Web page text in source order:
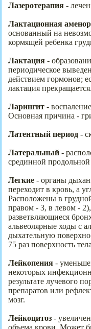
Лазеротерапия -
Лактационная
основанный на
кормящей ребенка
Лактация -
периодическое
действием гормонов;
лактация прекращается.
Ларингит -
Основная причина -
Латентный период -
Латеральный -
срединной продольной
Легкие - органы
переходит в кровь, а
Расположены в
правом - 3, в левом -
разветвляющиеся
альвеолярные ходы с
дыхательную
75 раз поверхность
Лейкопения -
некоторых
результате лучевого
препаратов или
мозг.
Лейкоцитоз -
объема крови. Может